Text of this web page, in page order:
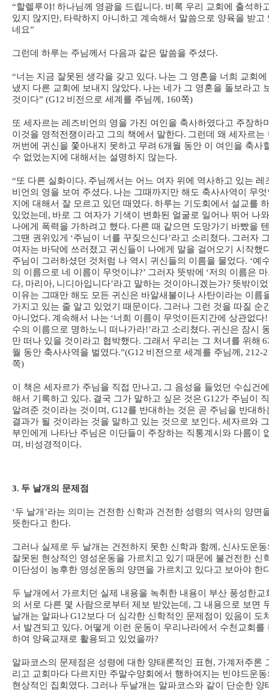
“할렐루야! 하나님께 영광을 드립니다. 비록 우리 교회에 출석하
있지 않지만, 타락하지 아니하고 계속해서 말씀으로 양육을 받고
네요”
그런데 하루는 주님께서 다음과 같은 말씀을 주셨다.
“너는 지금 잘못된 생각을 갖고 있다. 나는 그 영혼을 너희 교회에
냈지 다른 교회에 보내지 않았다. 나는 네가 그 영혼을 돌보라고
것이다” (G12 비전으로 세계를 주님께 , 160쪽)
또 세자르는 레즈비언의 영을 가진 여인을 축사하였다고 주장하
이것을 영적전쟁이라고 그의 책에서 말한다. 그런데 왜 세자르는
꺼번에 귀신을 쫓아내지 못하고 무려 6개월 동안 이 여인을 축사
수 없었는지에 대해서는 설명하지 않는다.
“또 다른 실화이다. 주님께서는 어느 여자 위에 역사하고 있는 레
비언의 영을 보여 주셨다. 나는 그때까지만 해도 축사사역이 무엇
지에 대해서 잘 모르고 있던 때였다. 하루는 기도회에서 설교를
있었는데 , 바로 그 여자가 기색이 변화된 얼굴로 일어나 뛰어 나
나에게 폭력을 가하려고 했다. 다른 때 같으면 도망가기 바빴을
그땐 권위있게 ‘주님이 너를 꾸짖으신다’라고 소리쳤다. 그러자
여자는 바닥에 쓰러졌고 귀신들이 나에게 말을 걸어오기 시작했
주님이 그러하셨던 것처럼 나 역시 귀신들의 이름을 물었다. ‘예
의 이름으로 네 이름이 무엇이냐?’ 그러자 뜻밖에 ‘저의 이름은
다, 마리아, 니디아입니다’라고 말하는 것이아니겠는가? 뜻밖이
이유는 그때만 해도 모든 귀신은 바알새불이나 사탄이라는 이름
가지고 있는 줄 알고 있었기 때문이다. 그러나 그런 것을 따질 순
아니었다. 계속해서 나는 ‘너희 이름이 무엇이든지간에 상관없다!
수의 이름으로 명하노니 떠나가라!’라고 소리쳤다. 귀신은 잠시
만 떠나 있을 것이라고 협박했다. 그래서 우리는 그 처녀를 위해 6
월 동안 축사사역을 벌였다.”(G12 비전으로 세계를 주님께 , 212-
쪽)
이 책은 세자르가 주님을 직접 만나고, 그 음성을 들었던 수십건
해서 기록하고 있다. 결국 그가 말하고 싶은 것은 G12가 주님이
알려준 것이라는 것이며 , G12를 반대하는 것은 곧 주님을 반대하
결과가 될 것이라는 것을 말하고 있는 것으로 보인다. 세자르와
부인에게 나타난 주님은 이단들이 주장하는 직통계시와 다름이
며 , 비성경적이다.
3. 두 날개의 문제점
‘두 날개 ’라는 의미는 건전한 신학과 건전한 성령의 역사의 양면
뜻한다고 한다.
그러나 실제로 두 날개는 건전하지 못한 신학과 함께 , 신사도운동
잘못된 현상적인 영성운동을 가르치고 있기 때문에 불건전한 신
이단성이 농후한 영성운동의 양면을 가르치고 있다고 보아야 한
두 날개에서 가르치던 실제 내용을 녹취한 내용이 부산 풍성한교
의 서로 다른 몇 사람으로부터 제보 받았는데 , 그 내용으로 보면
날개는 알파나G12보다 더 심각한 신학적인 문제점이 있음이 도
서 발견되고 있다. 어떻게 이런 운동이 우리나라에서 수천교회를
하여 양육교재로 활용되고 있었을까?
알파코스의 문제점은 성령에 대한 양태론적인 표현 , 가계저주론
리고 교회마다 다르지만 주말수양회에서 행하여지는 빈야드운동
현상적인 집회였다. 그러나 두날개는 알파코스와 같이 단순한 양